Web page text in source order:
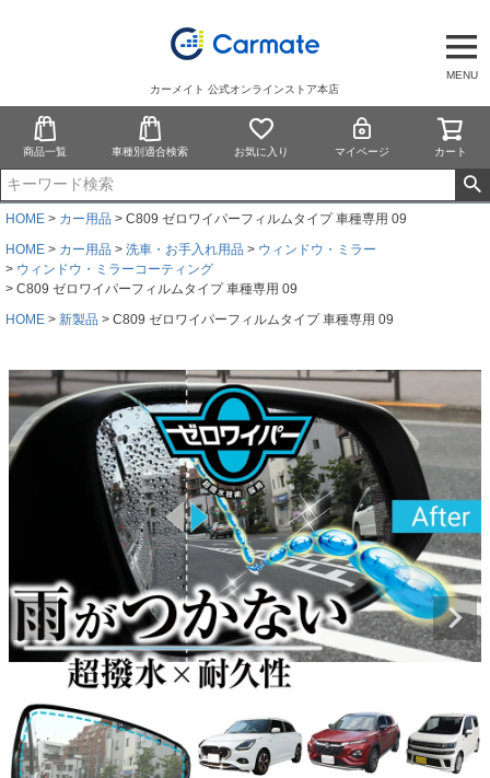
MENU
カーメイト 公式オンラインストア本店
商品一覧 車種別適合検索 お気に入り マイページ カート
HOME カー用品
C809 ゼロワイパーフィルムタイプ 車種専用 09
HOME
カー用品 洗車・お手入れ用品
ウィンドウ・ミラー
ウィンドウ・ミラーコーティング
C809 ゼロワイパーフィルムタイプ 車種専用 09
HOME
新製品 C809 ゼロワイパーフィルムタイプ 車種専用 09